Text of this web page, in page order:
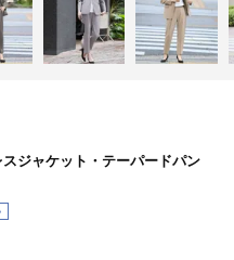
スジャケット・テーパードパン